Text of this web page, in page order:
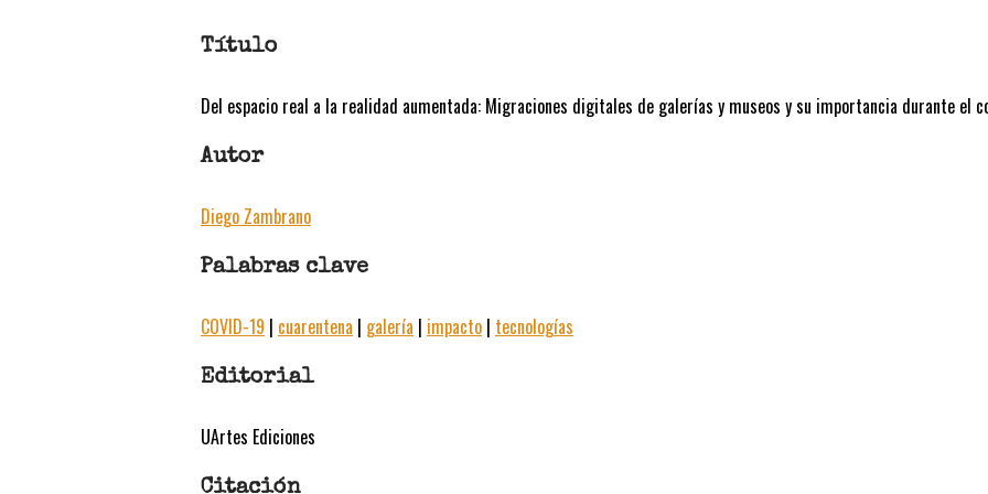
Título
Del espacio real a la realidad aumentada: Migraciones digitales de galerías y museos y su importancia durante el
Autor
Diego Zambrano
Palabras clave
COVID-19 | cuarentena | galería | impacto | tecnologías
Editorial
UArtes Ediciones
Citación